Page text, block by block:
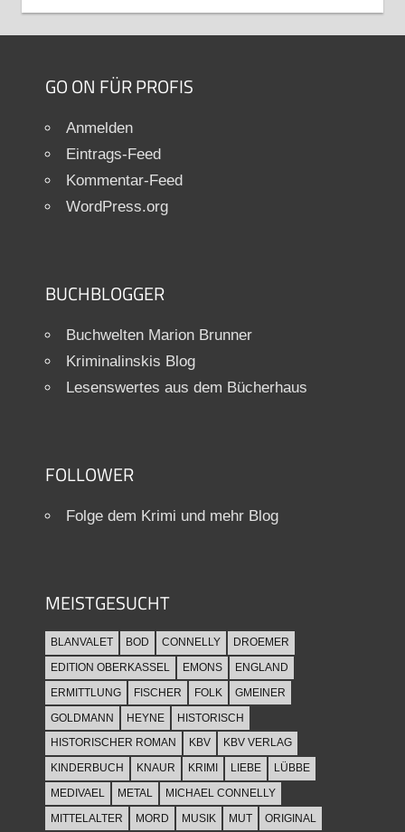
GO ON FÜR PROFIS
Anmelden
Eintrags-Feed
Kommentar-Feed
WordPress.org
BUCHBLOGGER
Buchwelten Marion Brunner
Kriminalinskis Blog
Lesenswertes aus dem Bücherhaus
FOLLOWER
Folge dem Krimi und mehr Blog
MEISTGESUCHT
BLANVALET BOD CONNELLY
DROEMER
EDITION OBERKASSEL
EMONS
ENGLAND
ERMITTLUNG
FISCHER FOLK
GMEINER
GOLDMANN
HEYNE
HISTORISCH
HISTORISCHER ROMAN
KBV
KBV VERLAG
KINDERBUCH
KNAUR KRIMI LIEBE
LÜBBE
MEDIVAEL
METAL
MICHAEL CONNELLY
MITTELALTER
MORD MUSIK MUT ORIGINAL